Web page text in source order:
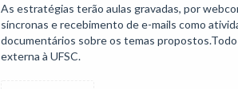
As estratégias terão aulas gravadas, por
síncronas e recebimento de e-mails como
documentários sobre os temas
externa à UFSC.